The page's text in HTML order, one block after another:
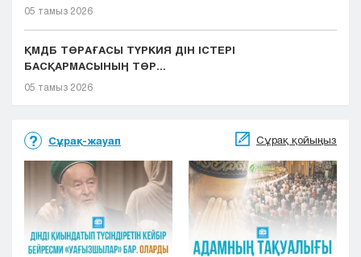
05 тамыз 2026
ҚМДБ ТӨРАҒАСЫ ТҮРКИЯ ДІН ІСТЕРІ
БАСҚАРМАСЫНЫҢ ТӨР...
05 тамыз 2026
Сұрақ-жауап Сұрақ қойыңыз